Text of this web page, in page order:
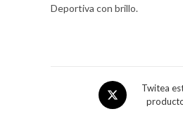
Deportiva con brillo.
Twitea